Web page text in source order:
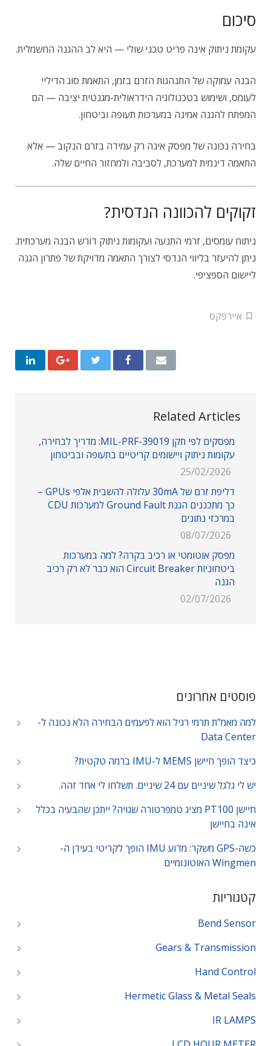
סיכום
עקומת ניתוק אינה פריט טכני שולי — היא לב ההגנה החשמלית.
הבנה עמוקה של התנהגות הזרם בזמן, התאמת סוג הדיליי
לעומס, ושימוש בטכנולוגיה הידראולית-מגנטית יציבה — הם
המפתח להגנה אמינה במערכות תעופה וביטחון.
בחירה נכונה של מפסק אינה רק עמידה בזרם הנקוב — אלא
התאמה דינמית למערכת, לסביבה ולמחזור החיים שלה.
זקוקים להכוונה הנדסית?
ניתוח עומסים, זרמי התנעה ועקומות ניתוק דורש הבנה מערכתית.
ניתן להיעזר בליווי הנדסי לצורך התאמה מדויקת של פתרון הגנה
ליישום הספציפי.
איירפקס
Related Articles
מפסקים לפי תקן MIL-PRF-39019: מדריך לבחירה,
עקומות ניתוק ויישומים קריטיים בתעופה ובביטחון
25/02/2026
דליפת זרם של 30mA עלולה להשבית אלפי GPUs –
כך מתכננים הגנת Ground Fault למערכות CDU
במרכזי נתונים
08/07/2026
מפסק אוטומטי או רכיב בקרה? למה במערכות
ביטחוניות Circuit Breaker הוא כבר לא רק רכיב
הגנה
02/07/2026
פוסטים אחרונים
למה מאמ"ת תרמי רגיל הוא לפעמים הבחירה הלא נכונה ל-
Data Center
כיצד הופך חיישן MEMS ל-IMU ברמה טקטית?
יש לי גלגל שיניים עם 24 שיניים. תשלחו לי אחד זהה.
חיישן PT100 מציג טמפרטורה שגויה? ייתכן שהבעיה בכלל
אינה בחיישן
כשה-GPS משקר: מדוע IMU הופך לקריטי בעידן ה-
Wingmen האוטונומיים
קטגוריות
Bend Sensor
Gears & Transmission
Hand Control
Hermetic Glass & Metal Seals
IR LAMPS